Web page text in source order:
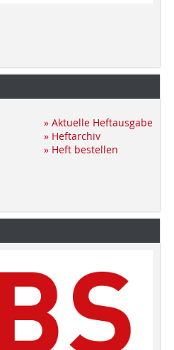
» Aktuelle Heftausgabe
» Heftarchiv
» Heft bestellen